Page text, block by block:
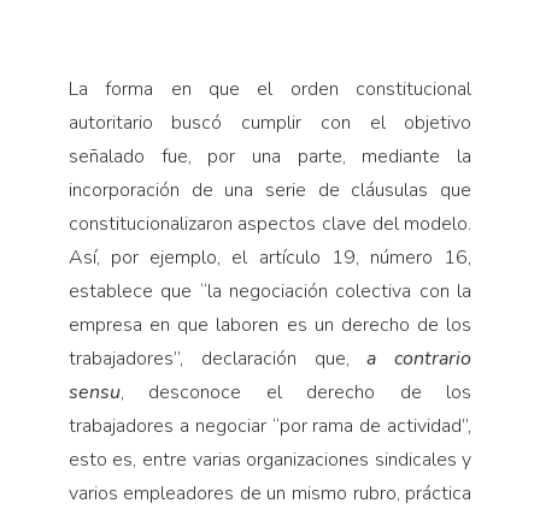
La forma en que el orden constitucional
autoritario buscó cumplir con el objetivo
señalado fue, por una parte, mediante la
incorporación de una serie de cláusulas que
constitucionalizaron aspectos clave del modelo.
Así, por ejemplo, el artículo 19, número 16,
establece que “la negociación colectiva con la
empresa en que laboren es un derecho de los
trabajadores”, declaración que,a contrario
sensu, desconoce el derecho de los
trabajadores a negociar “por rama de actividad”,
esto es, entre varias organizaciones sindicales y
varios empleadores de un mismo rubro, práctica